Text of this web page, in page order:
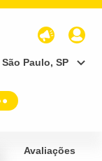
São Paulo, SP
Avaliações